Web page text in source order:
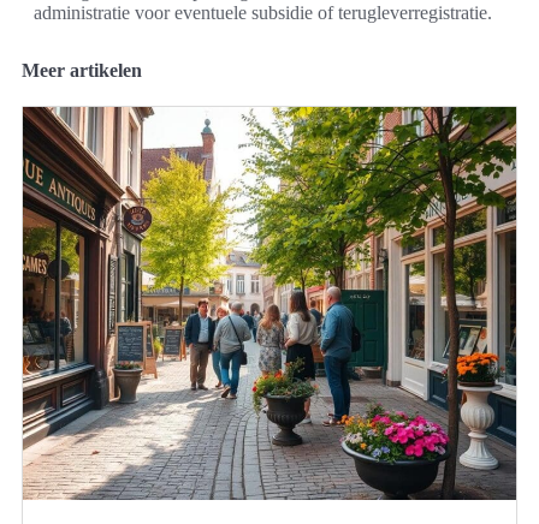
administratie voor eventuele subsidie of terugleverregistratie.
Meer artikelen